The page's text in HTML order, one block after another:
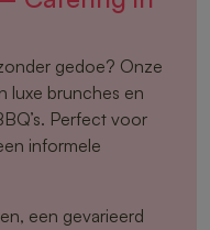
gedoe? Onze
luxe brunches en
Perfect voor
informele
een gevarieerd